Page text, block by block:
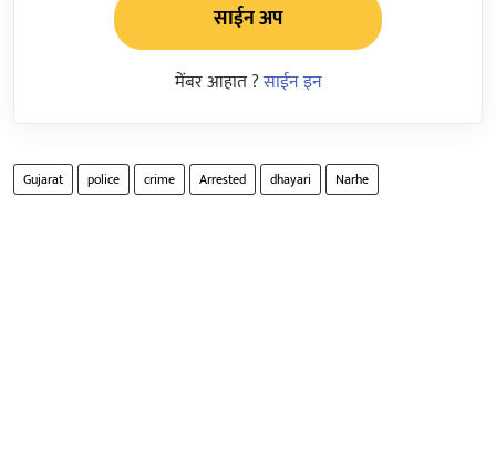
साईन अप
मेंबर आहात ?साईन इन
Gujarat police crime Arrested dhayari Narhe